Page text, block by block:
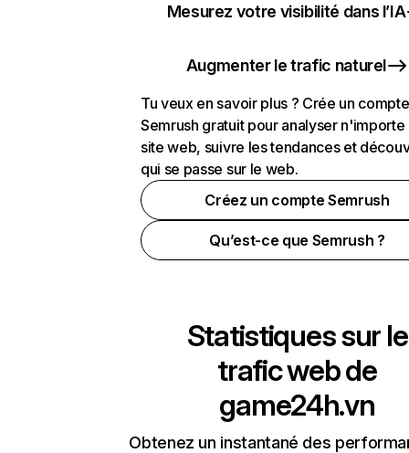
Mesurez votre visibilité dans l’IA
Augmenter le trafic naturel
Tu veux en savoir plus ? Crée un compte
Semrush gratuit pour analyser n'importe
site web, suivre les tendances et
qui se passe sur le web.
Créez un compte Semrush
Qu’est-ce que Semrush ?
Statistiques sur le
trafic web de
game24h.vn
Obtenez un instantané des